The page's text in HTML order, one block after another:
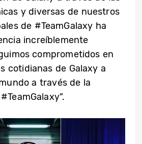
y diversas de nuestros
de #TeamGalaxy ha
increíblemente
comprometidos en
cotidianas de Galaxy a
a través de la